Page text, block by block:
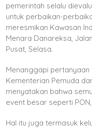
pemerintah selalu
untuk perbaikan-
meresmikan Kawasan
Menara Danareksa,
Pusat, Selasa.
Menanggapi
Kementerian Pemuda
menyatakan bahwa
event besar seperti
Hal itu juga termasuk